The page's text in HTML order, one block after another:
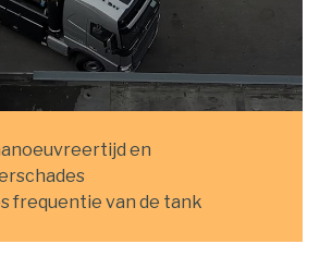
en
frequentie van de tank